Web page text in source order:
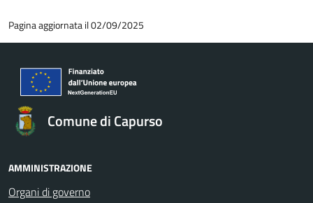
Pagina aggiornata il 02/09/2025
Comune di Capurso
AMMINISTRAZIONE
Organi di governo